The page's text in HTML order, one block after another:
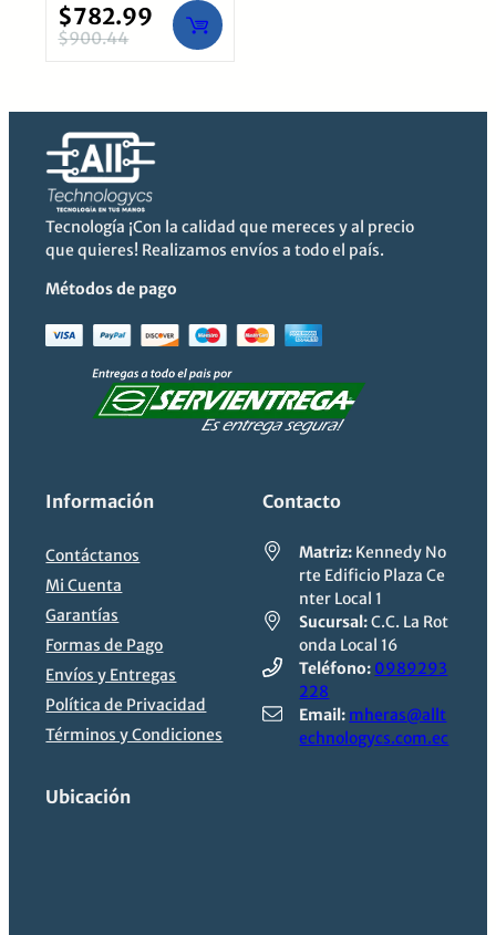
$900.44
original
era:
$900.44.
$782.99
actual
es:
$782.99.
Tecnología ¡Con la calidad que mereces y al precio
que quieres! Realizamos envíos a todo el país.
Métodos de pago
Información
Contáctanos
Mi Cuenta
Garantías
Formas de Pago
Envíos y Entregas
Política de Privacidad
Términos y Condiciones
Contacto
Matriz: Kennedy No
rte Edificio Plaza Ce
nter Local 1
Sucursal:C.C. La Rot
onda Local 16
Teléfono: 0989293
228
Email: mheras@allt
echnologycs.com.ec
Ubicación